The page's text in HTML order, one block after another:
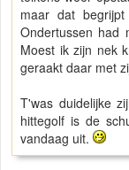
maar dat
Ondertussen had
Moest ik zijn nek
geraakt daar met
T'was duidelijke
hittegolf is de
vandaag uit.